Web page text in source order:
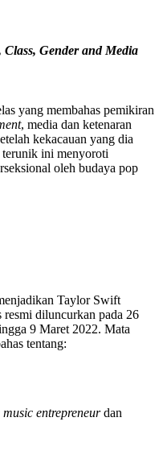
Gender and Media
yang membahas pemikiran
, media dan ketenaran
kekacauan yang dia
ini menyoroti
oleh budaya pop
Taylor Swift
resmi diluncurkan pada 26
9 Maret 2022. Mata
tentang:
music entrepreneurdan